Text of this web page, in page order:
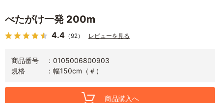
べたがけ一発 200m
4.4 （92） レビューを見る
商品番号
0105006800903
規格
幅150cm（＃）
商品購入へ